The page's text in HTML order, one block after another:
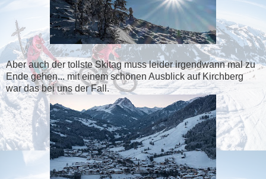
Aber auch der tollste Skitag muss leider irgendwann mal zu
Ende gehen... mit einem schönen Ausblick auf Kirchberg
war das bei uns der Fall.